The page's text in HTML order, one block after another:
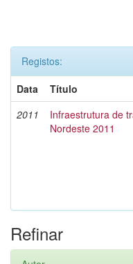
Registos:
Data
Título
2011
Infraestrutura de
Nordeste 2011
Refinar